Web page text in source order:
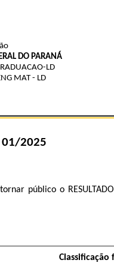
DO PARANÁ
LD
MAT - LD
01/2025
público o
Classificação